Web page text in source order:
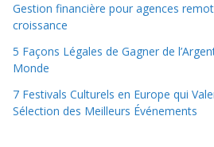
Gestion financière pour agences
croissance
5 Façons Légales de Gagner de
Monde
7 Festivals Culturels en Europe qui
Sélection des Meilleurs Événements